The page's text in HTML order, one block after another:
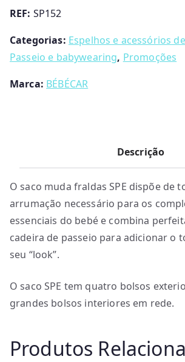
Bebécar
REF: SP152
Categorias: Espelhos e acessórios
Passeio e babywearing, Promoções
Marca: BÉBÉCAR
Descrição
O saco muda fraldas SPE dispõe de
arrumação necessário para os
essenciais do bebé e combina
cadeira de passeio para adicionar o
seu “look”.
O saco SPE tem quatro bolsos
grandes bolsos interiores em rede.
Produtos